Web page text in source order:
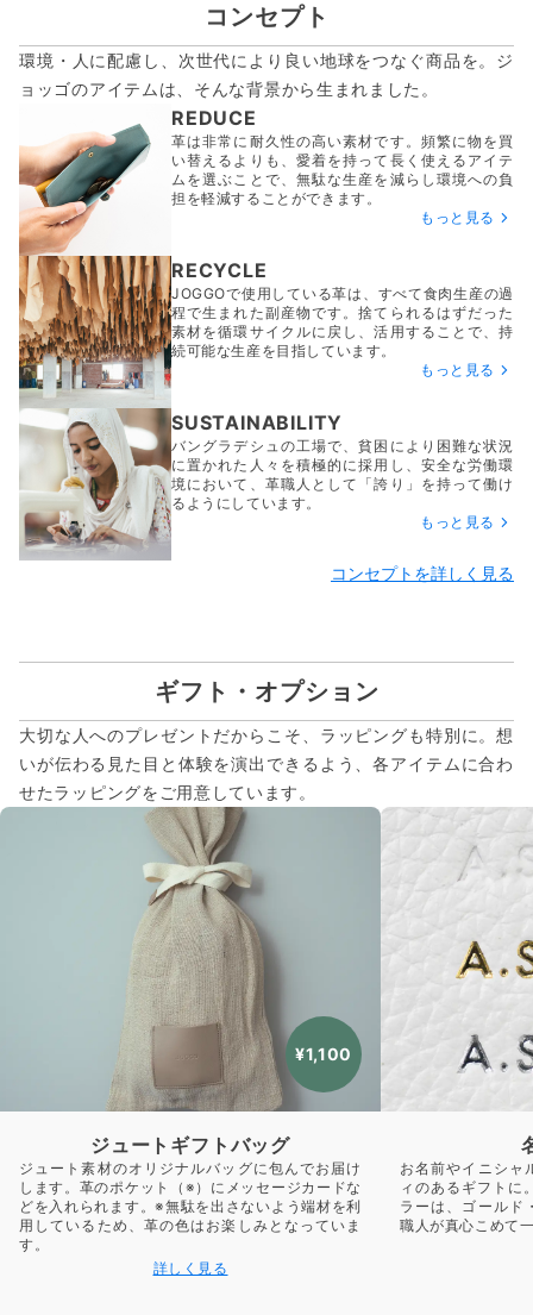
コンセプト
環境・人に配慮し、次世代により良い地球をつなぐ商品を。ジ
ョッゴのアイテムは、 そんな背景から生まれました。
REDUCE
革は非常に耐久性の高い素材です。頻繁に物を買
い替えるよりも、愛着を持って長く使えるアイテ
ムを選ぶことで、無駄な生産を減らし環境への負
担を軽減することができます。
もっと見る
RECYCLE
JOGGOで使用している革は、すべて食肉生産の過
程で生まれた副産物です。捨てられるはずだった
素材を循環サイクルに戻し、活用することで、持
続可能な生産を目指しています。
もっと見る
SUSTAINABILITY
バングラデシュの工場で、貧困により困難な状況
に置かれた人々を積極的に採用し、安全な労働環
境において、革職人として「誇り」を持って働け
るようにしています。
もっと見る
コンセプトを詳しく見る
ギフト・オプション
大切な人へのプレゼントだからこそ、ラッピングも特別に。想
いが伝わる見た目と体験を演出できるよう、各アイテムに合わ
せたラッピングをご用意しています。
¥1,100
ジュートギフトバッグ
ジュート素材のオリジナルバッグに包んでお届け
します。革のポケット（※）にメッセージカードな
どを入れられます。※無駄を出さないよう端材を利
用しているため、革の色はお楽しみとなっていま
す。
詳しく見る
お名前やイニシャ
ィのあるギフトに
ラーは、ゴールド
職人が真心こめて